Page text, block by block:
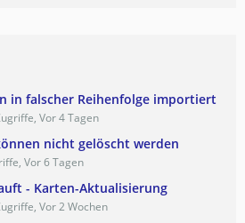
in falscher Reihenfolge importiert
Vor 4 Tagen
nicht gelöscht werden
Vor 6 Tagen
- Karten-Aktualisierung
Vor 2 Wochen